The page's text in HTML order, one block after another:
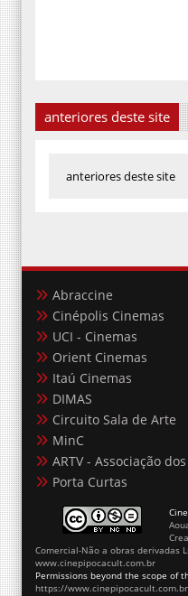
anteriores deste site
Abraccine
Cinépolis Cinemas
UCI - Cinemas
Orient Cinemas
Itaú Cinemas
DIMAS
Circuito Sala de Arte
MinC
ARTV - Associação
Porta Curtas
Comercial-Não a obras derivadas
www.cinepipocacult.com.br
Permissions beyond the scope of
https://www.cinepipocacult.com.br